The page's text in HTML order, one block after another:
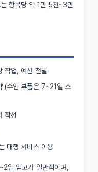
항목당 약 1만 5천~3만
작업, 예산 전달
(수입 부품은 7~21일 소
작성
대행 서비스 이용
일 입고가 일반적이며,